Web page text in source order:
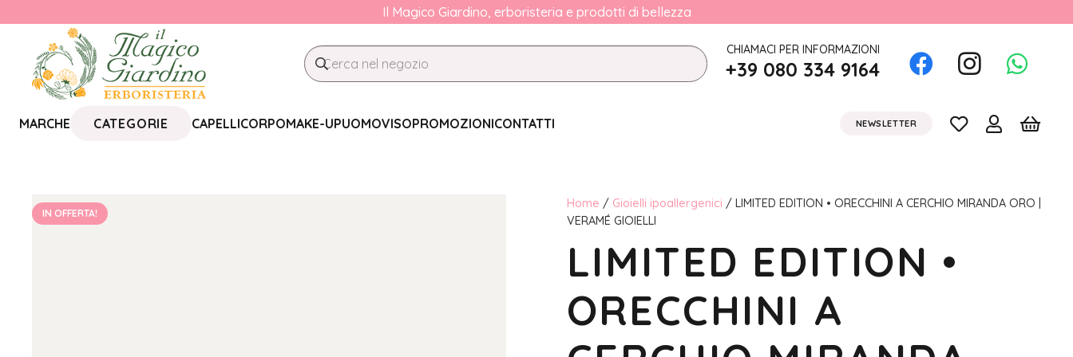
Il Magico Giardino, erboristeria e prodotti di bellezza
CHIAMACI PER INFORMAZIONI
+39 080 334 9164
MARCHE CATEGORIE CAPELLICORPOMAKE-UPUOMOVISOPROMOZIONICONTATTI NEWSLETTER
IN OFFERTA!
Home / Gioielli ipoallergenici / LIMITED EDITION • ORECCHINI A CERCHIO MIRANDA ORO |
VERAMÉ GIOIELLI
LIMITED EDITION •
ORECCHINI A